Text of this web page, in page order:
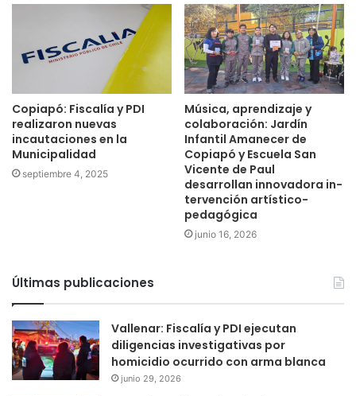
Copiapó: Fiscalía y PDI
realizaron nuevas
incautaciones en la
Municipalidad
septiembre 4, 2025
Música, aprendizaje y
colaboración: Jardín
Infantil Amanecer de
Copiapó y Escuela San
Vicente de Paul
desarrollan innovadora in-
tervención artístico-
pedagógica
junio 16, 2026
Últimas publicaciones
Vallenar: Fiscalía y PDI ejecutan
diligencias investigativas por
homicidio ocurrido con arma blanca
junio 29, 2026